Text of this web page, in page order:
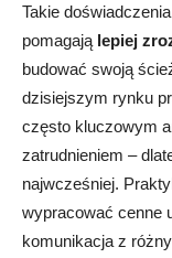
Takie
pomagają lepiej
budować swoją
dzisiejszym rynku
często kluczowym
zatrudnieniem –
najwcześniej.
wypracować cenne
komunikacja z